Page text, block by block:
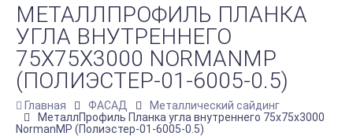
МЕТАЛЛПРОФИЛЬ ПЛАНКА
УГЛА ВНУТРЕННЕГО
75Х75Х3000 NORMANMP
(ПОЛИЭСТЕР-01-6005-0.5)
Главная ФАСАД
Металлический сайдинг
МеталлПрофиль Планка угла внутреннего 75х75х3000
NormanMP (Полиэстер-01-6005-0.5)